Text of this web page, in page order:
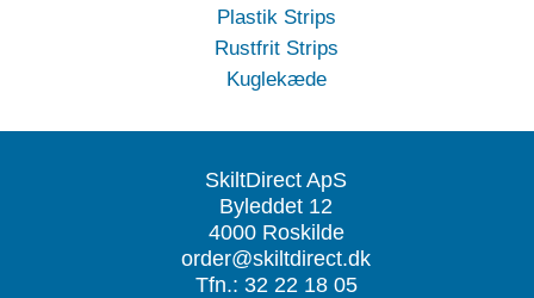
Plastik Strips
Rustfrit Strips
Kuglekæde
SkiltDirect ApS
Byleddet 12
4000 Roskilde
order@skiltdirect.dk
Tfn.: 32 22 18 05